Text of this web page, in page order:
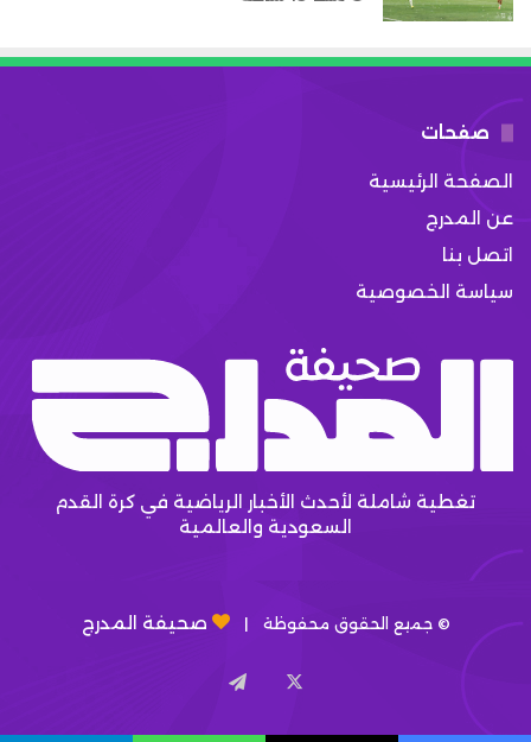
صفحات
الصفحة الرئيسية
عن المدرج
اتصل بنا
سياسة الخصوصية
تغطية شاملة لأحدث الأخبار الرياضية في كرة القدم
السعودية والعالمية
© جميع الحقوق محفوظة | صحيفة المدرج
تيلقرام